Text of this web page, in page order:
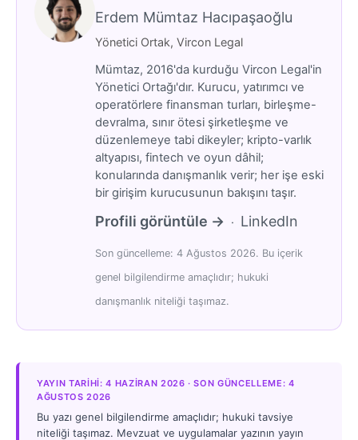
Erdem Mümtaz Hacıpaşaoğlu
Yönetici Ortak, Vircon Legal
Mümtaz, 2016'da kurduğu Vircon Legal'in
Yönetici Ortağı'dır. Kurucu, yatırımcı ve
operatörlere finansman turları, birleşme-
devralma, sınır ötesi şirketleşme ve
düzenlemeye tabi dikeyler; kripto-varlık
altyapısı, fintech ve oyun dâhil;
konularında danışmanlık verir; her işe eski
bir girişim kurucusunun bakışını taşır.
Profili görüntüle → · LinkedIn
Son güncelleme: 4 Ağustos 2026. Bu içerik
genel bilgilendirme amaçlıdır; hukuki
danışmanlık niteliği taşımaz.
YAYIN TARIHI: 4 HAZIRAN 2026 · SON GÜNCELLEME: 4
AĞUSTOS 2026
Bu yazı genel bilgilendirme amaçlıdır; hukuki tavsiye
niteliği taşımaz. Mevzuat ve uygulamalar yazının yayın